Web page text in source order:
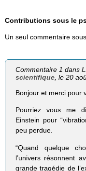
Contributions sous le
Un seul commentaire
Commentaire 1 dans
scientifique, le 20
Bonjour et merci pour
Pourriez vous me
Einstein pour
peu perdue.
“Quand quelque
l’univers résonnent
grande tragédie de